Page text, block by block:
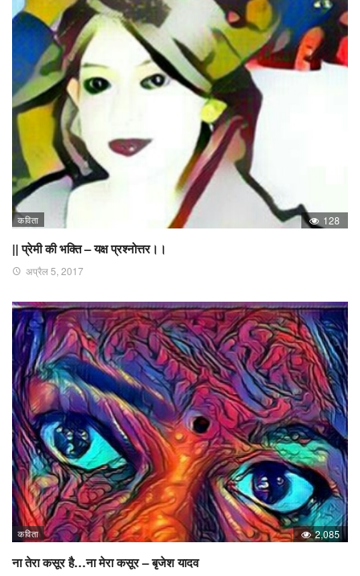
कविता 128
|| प्रेमी की भक्ति – यक्ष प्रश्नोत्तर।।
अप्रैल 5, 2017
कविता 2,085
ना तेरा कसूर है…ना मेरा कसूर – बृजेश यादव